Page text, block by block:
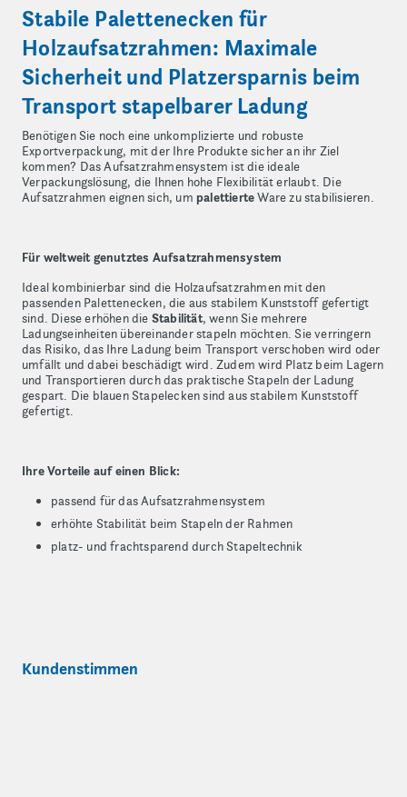
Stabile Palettenecken für
Holzaufsatzrahmen: Maximale
Sicherheit und Platzersparnis beim
Transport stapelbarer Ladung
Benötigen Sie noch eine unkomplizierte und robuste
Exportverpackung, mit der Ihre Produkte sicher an ihr Ziel
kommen? Das Aufsatzrahmensystem ist die ideale
Verpackungslösung, die Ihnen hohe Flexibilität erlaubt. Die
Aufsatzrahmen eignen sich, um palettierteWare zu stabilisieren.
Für weltweit genutztes Aufsatzrahmensystem
Ideal kombinierbar sind die Holzaufsatzrahmen mit den
passenden Palettenecken, die aus stabilem Kunststoff gefertigt
sind. Diese erhöhen die Stabilität, wenn Sie mehrere
Ladungseinheiten übereinander stapeln möchten. Sie verringern
das Risiko, das Ihre Ladung beim Transport verschoben wird oder
umfällt und dabei beschädigt wird. Zudem wird Platz beim Lagern
und Transportieren durch das praktische Stapeln der Ladung
gespart. Die blauen Stapelecken sind aus stabilem Kunststoff
gefertigt.
Ihre Vorteile auf einen Blick:
passend für das Aufsatzrahmensystem
erhöhte Stabilität beim Stapeln der Rahmen
platz- und frachtsparend durch Stapeltechnik
Kundenstimmen